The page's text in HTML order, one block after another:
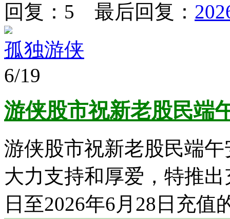
回复：5 最后回复：
孤独游侠
6/19
游侠股市祝新老股民端
游侠股市祝新老股民端
大力支持和厚爱，特推
日至2026年6月28日充值